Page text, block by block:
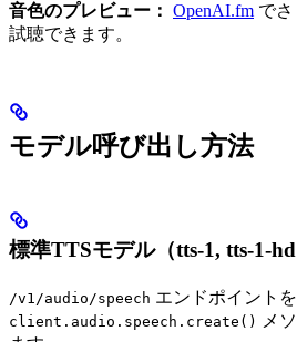
音色のプレビュー： OpenAI.fm で
試聴できます。
モデル呼び出し方法
標準TTSモデル（tts-1, tts-1-hd
/v1/audio/speech エンドポイントを
client.audio.speech.create()
メ